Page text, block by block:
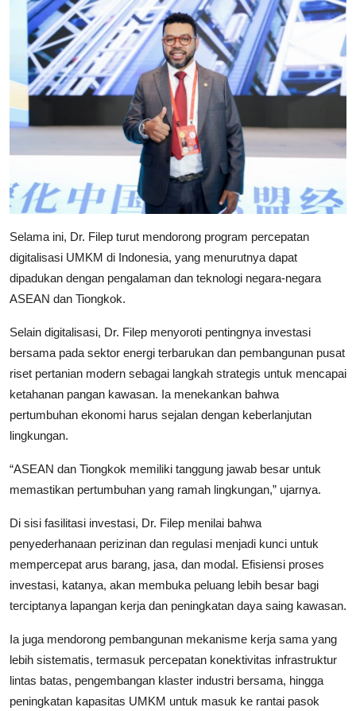
Selama ini, Dr. Filep turut mendorong program percepatan
digitalisasi UMKM di Indonesia, yang menurutnya dapat
dipadukan dengan pengalaman dan teknologi negara-negara
ASEAN dan Tiongkok.
Selain digitalisasi, Dr. Filep menyoroti pentingnya investasi
bersama pada sektor energi terbarukan dan pembangunan pusat
riset pertanian modern sebagai langkah strategis untuk mencapai
ketahanan pangan kawasan. Ia menekankan bahwa
pertumbuhan ekonomi harus sejalan dengan keberlanjutan
lingkungan.
“ASEAN dan Tiongkok memiliki tanggung jawab besar untuk
memastikan pertumbuhan yang ramah lingkungan,” ujarnya.
Di sisi fasilitasi investasi, Dr. Filep menilai bahwa
penyederhanaan perizinan dan regulasi menjadi kunci untuk
mempercepat arus barang, jasa, dan modal. Efisiensi proses
investasi, katanya, akan membuka peluang lebih besar bagi
terciptanya lapangan kerja dan peningkatan daya saing kawasan.
Ia juga mendorong pembangunan mekanisme kerja sama yang
lebih sistematis, termasuk percepatan konektivitas infrastruktur
lintas batas, pengembangan klaster industri bersama, hingga
peningkatan kapasitas UMKM untuk masuk ke rantai pasok